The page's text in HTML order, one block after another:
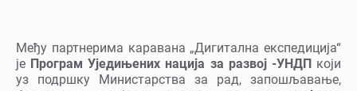
Међу партнерима каравана „Дигитална експедиција“
је Програм Уједињених нација за развој -УНДП који
уз подршку Министарства за рад, запошљавање,